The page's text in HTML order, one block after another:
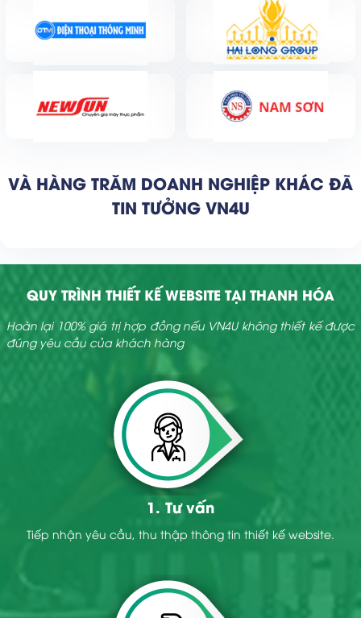
VÀ HÀNG TRĂM DOANH NGHIỆP KHÁC ĐÃ
TIN TƯỞNG VN4U
QUY TRÌNH THIẾT KẾ WEBSITE TẠI THANH HÓA
Hoàn lại 100% giá trị hợp đồng nếu VN4U không thiết kế được
đúng yêu cầu của khách hàng
1. Tư vấn
Tiếp nhận yêu cầu, thu thập thông tin thiết kế website.